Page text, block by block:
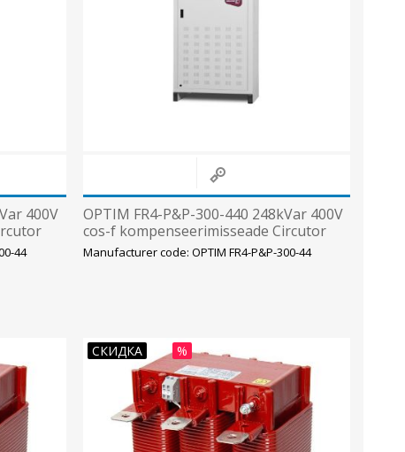
400V
44
OPTIM FR4-P&P-300-440 248kVar 400V
cos-f kompenseerimisseade Circutor
Manufacturer code: OPTIM FR4-P&P-300-44
СКИДКА %